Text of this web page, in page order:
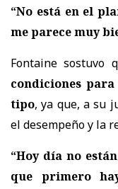
“No está en el
me parece muy
Fontaine sostuvo
condiciones
tipo, ya que, a su
el desempeño y la
“Hoy día no
que primero